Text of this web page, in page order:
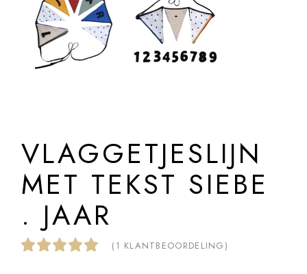
VLAGGETJESLIJN
MET TEKST SIEBE
. JAAR
( 1 KLANTBEOORDELING)